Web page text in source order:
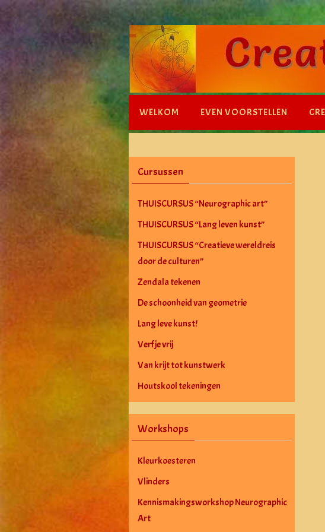
Ga
inhoud
naar
de
WELKOM EVEN VOORSTELLEN
Cursussen
THUISCURSUS “Neurographic art”
THUISCURSUS “Lang leven kunst”
THUISCURSUS “Creatieve wereldreis
door de culturen”
Zendala tekenen
De schoonheid van geometrie
Lang leve kunst!
Verf je vrij
Van krijt tot kunstwerk
Houtskool tekeningen
Workshops
Kleurkoesteren
Vlinders
Kennismakingsworkshop Neurographic
Art